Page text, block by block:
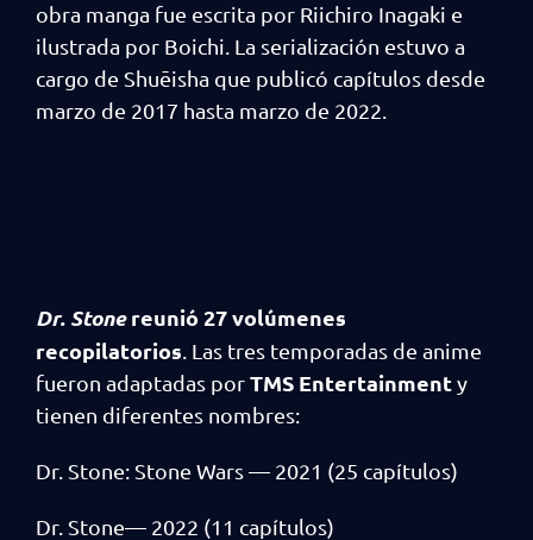
obra manga fue escrita por Riichiro Inagaki e
ilustrada por Boichi. La serialización estuvo a
cargo de Shuēisha que publicó capítulos desde
marzo de 2017 hasta marzo de 2022.
Dr. Stonereunió 27 volúmenes
recopilatorios . Las tres temporadas de anime
fueron adaptadas porTMS Entertainmenty
tienen diferentes nombres:
Dr. Stone: Stone Wars — 2021 (25 capítulos)
Dr. Stone— 2022 (11 capítulos)